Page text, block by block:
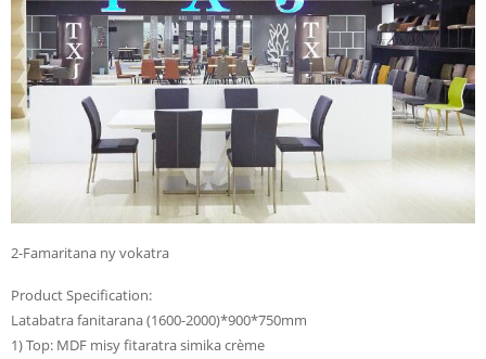
2-Famaritana ny vokatra
Product Specification:
Latabatra fanitarana (1600-2000)*900*750mm
1) Top: MDF misy fitaratra simika crème